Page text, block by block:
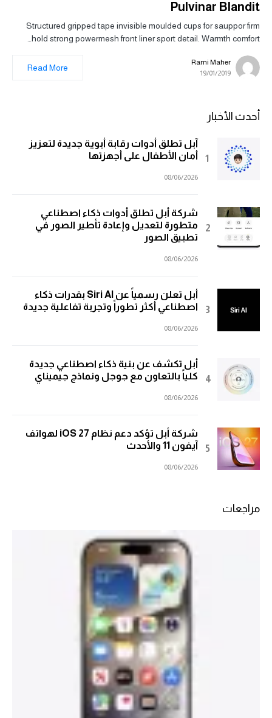
Pulvinar Blandit
Structured gripped tape invisible moulded cups for sauppor firm
hold strong powermesh front liner sport detail. Warmth comfort…
Rami Maher
19/01/2019
Read More
أحدث الأخبار
آبل تطلق أدوات رقابة أبوية جديدة لتعزيز
أمان الأطفال على أجهزتها
08/06/2026
شركة أبل تطلق أدوات ذكاء اصطناعي
متطورة لتعديل وإعادة تأطير الصور في
تطبيق الصور
08/06/2026
أبل تعلن رسمياً عن Siri AI بقدرات ذكاء
اصطناعي أكثر تطوراً وتجربة تفاعلية جديدة
08/06/2026
أبل تكشف عن بنية ذكاء اصطناعي جديدة
كلياً بالتعاون مع جوجل ونماذج جيميناي
08/06/2026
شركة أبل تؤكد دعم نظام iOS 27 لهواتف
آيفون 11 والأحدث
08/06/2026
مراجعات